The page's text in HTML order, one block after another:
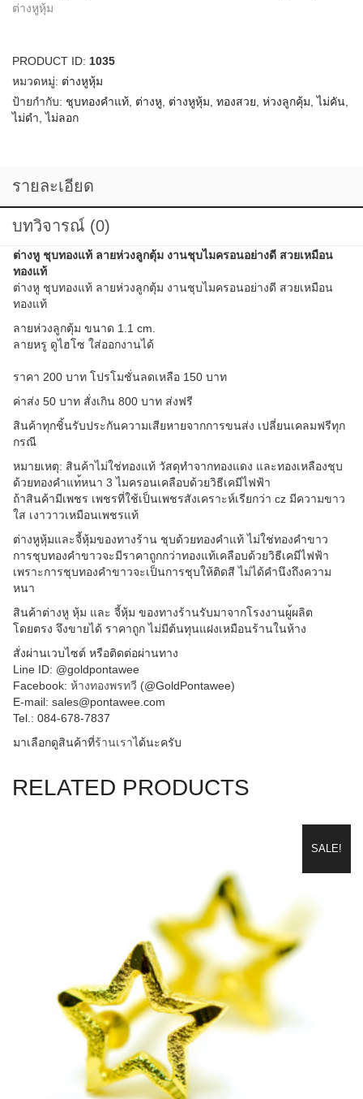
ต่างหูหุ้ม
PRODUCT ID: 1035
หมวดหมู่: ต่างหูหุ้ม
ป้ายกำกับ: ชุบทองคำแท้ ต่างหู ต่างหูหุ้ม ทองสวย ห่วงลูกคุ้ม ,ไม่คัน
ไม่ดำ ,ไม่ลอก
รายละเอียด
บทวิจารณ์ (0)
ต่างหู ชุบทองแท้ ลายห่วงลูกตุ้ม งานชุบไมครอนอย่างดี สวยเหมือน
ทองแท้
ต่างหู ชุบทองแท้ ลายห่วงลูกตุ้ม งานชุบไมครอนอย่างดี สวยเหมือน
ทองแท้
ลายห่วงลูกตุ้ม ขนาด 1.1 cm.
ลายหรู ดูไฮโซ ใส่ออกงานได้
ราคา 200 บาท โปรโมชั่นลดเหลือ 150 บาท
ค่าส่ง 50 บาท สั่งเกิน 800 บาท ส่งฟรี
สินค้าทุกชิ้นรับประกันความเสียหายจากการขนส่ง เปลี่ยนเคลมฟรีทุก
กรณี
หมายเหตุ: สินค้าไม่ใช่ทองแท้ วัสดุทำจากทองแดง และทองเหลืองชุบ
ด้วยทองคำแท้หนา 3 ไมครอนเคลือบด้วยวิธีเคมีไฟฟ้า
ถ้าสินค้ามีเพชร เพชรที่ใช้เป็นเพชรสังเคราะห์เรียกว่า cz มีความขาว
ใส เงาวาวเหมือนเพชรแท้
ต่างหูหุ้มและจี้หุ้มของทางร้าน ชุบด้วยทองคำแท้ ไม่ใช่ทองคำขาว
การชุบทองคำขาวจะมีราคาถูกกว่าทองแท้เคลือบด้วยวิธีเคมีไฟฟ้า
เพราะการชุบทองคำขาวจะเป็นการชุบให้ติดสี ไม่ได้คำนึงถึงความ
หนา
สินค้าต่างหู หุ้ม และ จี้หุ้ม ของทางร้านรับมาจากโรงงานผู้ผลิต
โดยตรง จึงขายได้ ราคาถูก ไม่มีต้นทุนแฝงเหมือนร้านในห้าง
สั่งผ่านเวบไซต์ หรือติดต่อผ่านทาง
Line ID: @goldpontawee
Facebook: ห้างทองพรทวี (@GoldPontawee)
E-mail: sales@pontawee.com
Tel.: 084-678-7837
มาเลือกดูสินค้าที่ร้านเราได้นะครับ
RELATED PRODUCTS
SALE!